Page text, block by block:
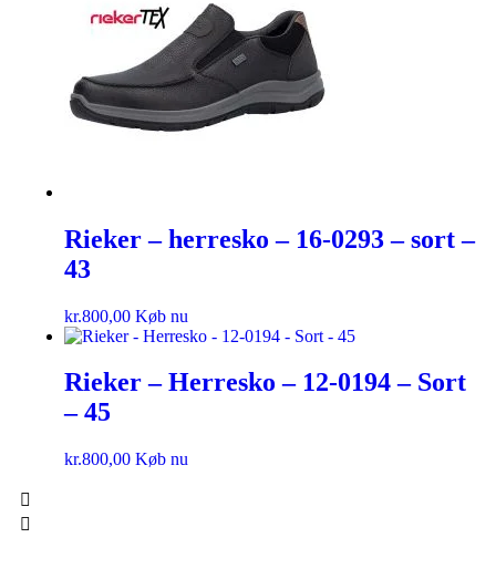
Rieker – herresko – 16-0293 – sort –
43
kr.800,00 Køb nu
Rieker – Herresko – 12-0194 – Sort
– 45
kr.800,00 Køb nu